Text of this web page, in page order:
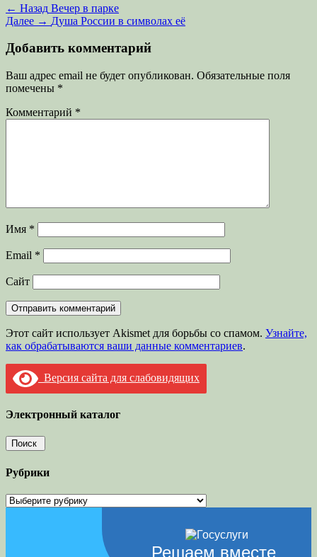
Навигация
по
записям
← Назад Предыдущая
запись:
Вечер в парке
Далее → Следующая
Душа России в символах её
Добавить комментарий
Ваш адрес email не будет опубликован. Обязательные поля
помечены *
Комментарий *
Имя *
Email *
Сайт
Этот сайт использует Akismet для борьбы со спамом. Узнайте,
как обрабатываются ваши данные комментариев.
Версия сайта для слабовидящих
Электронный каталог
Рубрики
Рубрики
Решаем вместе